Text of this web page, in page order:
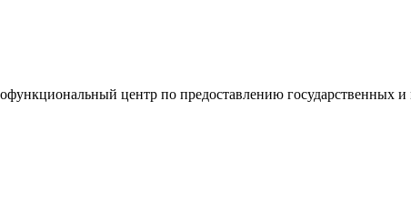
центр по предоставлению государственных